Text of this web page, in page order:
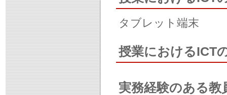
タブレット端末
授業におけるICT
実務経験のある教